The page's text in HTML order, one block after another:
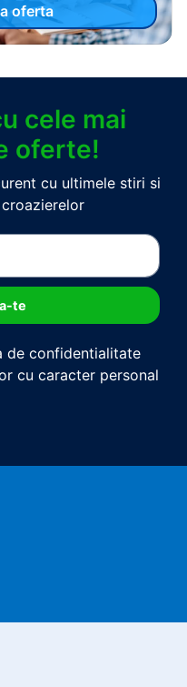
oferta
cele mai
oferte!
cu ultimele stiri si
de confidentialitate
cu caracter personal